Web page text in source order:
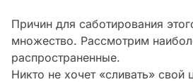
Причин для саботирования
множество. Рассмотрим
распространенные.
Никто не хочет «сливать» свой